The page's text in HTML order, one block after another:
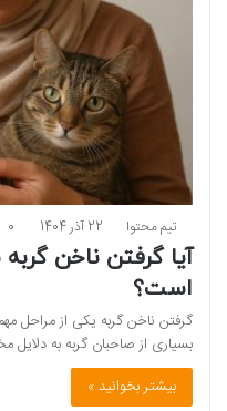
تیم محتوا 22 آذر 1404 0
آیا گرفتن ناخن
است؟
گرفتن ناخن گربه یکی از مراحل
بسیاری از صاحبان گربه به دلایل
بیشتر بخوانید »